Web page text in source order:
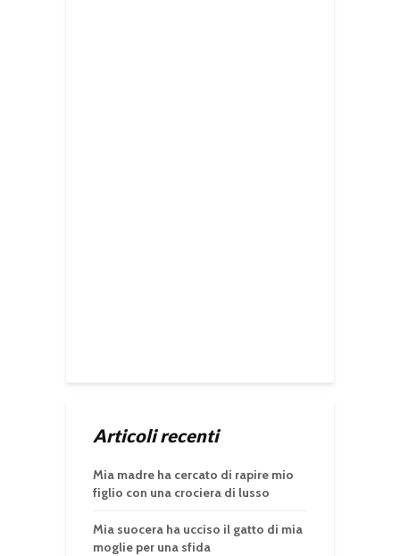
Articoli recenti
Mia madre ha cercato di rapire mio
figlio con una crociera di lusso
Mia suocera ha ucciso il gatto di mia
moglie per una sfida